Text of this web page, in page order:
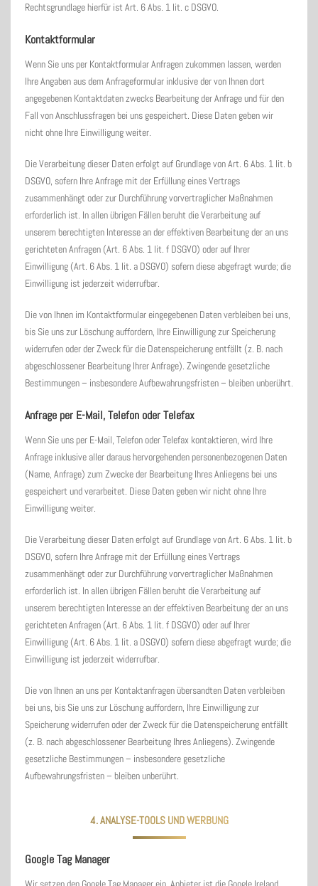
Rechtsgrundlage hierfür ist Art. 6 Abs. 1 lit. c DSGVO.
Kontaktformular
Wenn Sie uns per Kontaktformular Anfragen zukommen lassen, werden
Ihre Angaben aus dem Anfrageformular inklusive der von Ihnen dort
angegebenen Kontaktdaten zwecks Bearbeitung der Anfrage und für den
Fall von Anschlussfragen bei uns gespeichert. Diese Daten geben wir
nicht ohne Ihre Einwilligung weiter.
Die Verarbeitung dieser Daten erfolgt auf Grundlage von Art. 6 Abs. 1 lit. b
DSGVO, sofern Ihre Anfrage mit der Erfüllung eines Vertrags
zusammenhängt oder zur Durchführung vorvertraglicher Maßnahmen
erforderlich ist. In allen übrigen Fällen beruht die Verarbeitung auf
unserem berechtigten Interesse an der effektiven Bearbeitung der an uns
gerichteten Anfragen (Art. 6 Abs. 1 lit. f DSGVO) oder auf Ihrer
Einwilligung (Art. 6 Abs. 1 lit. a DSGVO) sofern diese abgefragt wurde; die
Einwilligung ist jederzeit widerrufbar.
Die von Ihnen im Kontaktformular eingegebenen Daten verbleiben bei uns,
bis Sie uns zur Löschung auffordern, Ihre Einwilligung zur Speicherung
widerrufen oder der Zweck für die Datenspeicherung entfällt (z. B. nach
abgeschlossener Bearbeitung Ihrer Anfrage). Zwingende gesetzliche
Bestimmungen – insbesondere Aufbewahrungsfristen – bleiben unberührt.
Anfrage per E-Mail, Telefon oder Telefax
Wenn Sie uns per E-Mail, Telefon oder Telefax kontaktieren, wird Ihre
Anfrage inklusive aller daraus hervorgehenden personenbezogenen Daten
(Name, Anfrage) zum Zwecke der Bearbeitung Ihres Anliegens bei uns
gespeichert und verarbeitet. Diese Daten geben wir nicht ohne Ihre
Einwilligung weiter.
Die Verarbeitung dieser Daten erfolgt auf Grundlage von Art. 6 Abs. 1 lit. b
DSGVO, sofern Ihre Anfrage mit der Erfüllung eines Vertrags
zusammenhängt oder zur Durchführung vorvertraglicher Maßnahmen
erforderlich ist. In allen übrigen Fällen beruht die Verarbeitung auf
unserem berechtigten Interesse an der effektiven Bearbeitung der an uns
gerichteten Anfragen (Art. 6 Abs. 1 lit. f DSGVO) oder auf Ihrer
Einwilligung (Art. 6 Abs. 1 lit. a DSGVO) sofern diese abgefragt wurde; die
Einwilligung ist jederzeit widerrufbar.
Die von Ihnen an uns per Kontaktanfragen übersandten Daten verbleiben
bei uns, bis Sie uns zur Löschung auffordern, Ihre Einwilligung zur
Speicherung widerrufen oder der Zweck für die Datenspeicherung entfällt
(z. B. nach abgeschlossener Bearbeitung Ihres Anliegens). Zwingende
gesetzliche Bestimmungen – insbesondere gesetzliche
Aufbewahrungsfristen – bleiben unberührt.
4. ANALYSE-TOOLS UND WERBUNG
Google Tag Manager